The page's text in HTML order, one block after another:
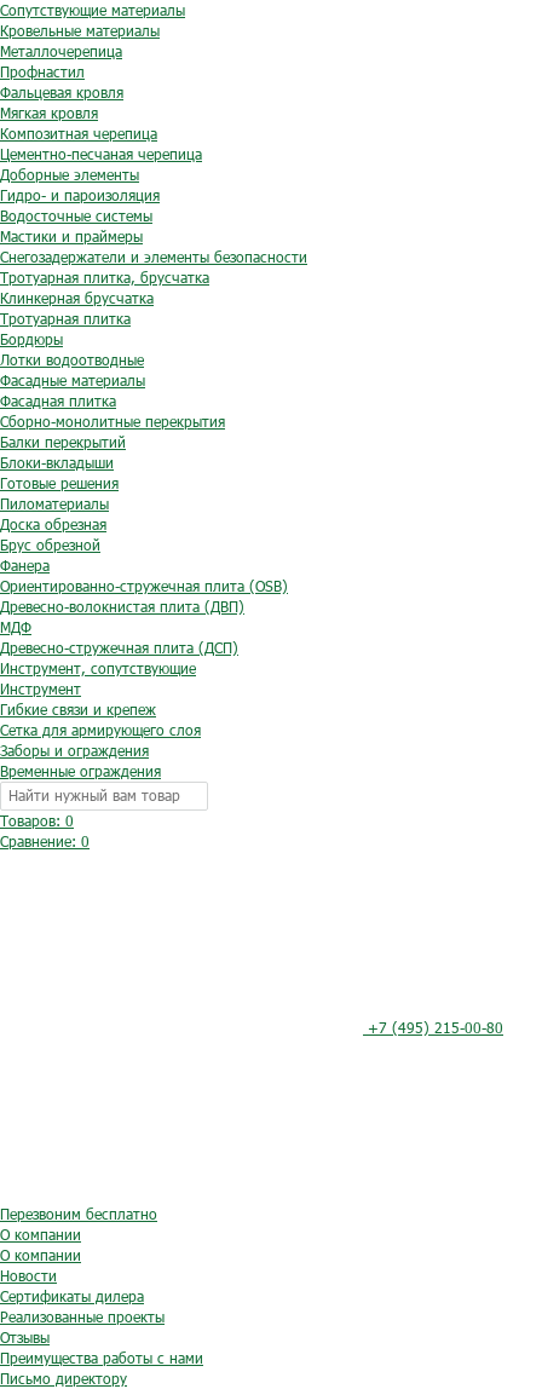
Сопутствующие материалы
Кровельные материалы
Металлочерепица
Профнастил
Фальцевая кровля
Мягкая кровля
Композитная черепица
Цементно-песчаная черепица
Доборные элементы
Гидро- и пароизоляция
Водосточные системы
Мастики и праймеры
Снегозадержатели и элементы безопасности
Тротуарная плитка, брусчатка
Клинкерная брусчатка
Тротуарная плитка
Бордюры
Лотки водоотводные
Фасадные материалы
Фасадная плитка
Сборно-монолитные перекрытия
Балки перекрытий
Блоки-вкладыши
Готовые решения
Пиломатериалы
Доска обрезная
Брус обрезной
Фанера
Ориентированно-стружечная плита (OSB)
Древесно-волокнистая плита (ДВП)
МДФ
Древесно-стружечная плита (ДСП)
Инструмент, сопутствующие
Инструмент
Гибкие связи и крепеж
Сетка для армирующего слоя
Заборы и ограждения
Временные ограждения
Товаров: 0
Сравнение: 0
+7 (495) 215-00-80
Перезвоним бесплатно
О компании
О компании
Новости
Сертификаты дилера
Реализованные проекты
Отзывы
Преимущества работы с нами
Письмо директору